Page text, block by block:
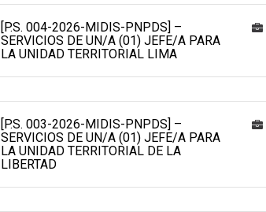
[P.S. 004-2026-MIDIS-PNPDS] –
SERVICIOS DE UN/A (01) JEFE/A PARA
LA UNIDAD TERRITORIAL LIMA
[P.S. 003-2026-MIDIS-PNPDS] –
SERVICIOS DE UN/A (01) JEFE/A PARA
LA UNIDAD TERRITORIAL DE LA
LIBERTAD